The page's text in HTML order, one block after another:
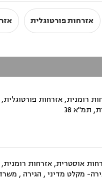
אזרחות פורטוגלית
רומנית, אזרחות
תמ"א 38
אוסטרית, אזרחות
מקלט מדיני , הגירה ,